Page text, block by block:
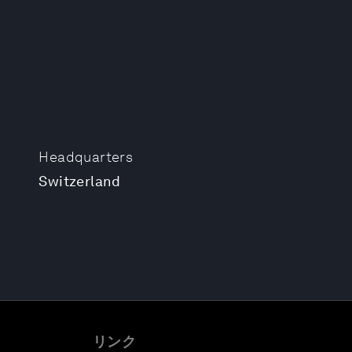
Headquarters
Switzerland
リンク